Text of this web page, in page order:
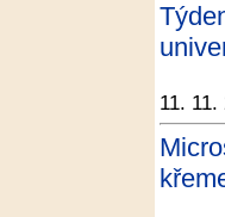
11. 11.